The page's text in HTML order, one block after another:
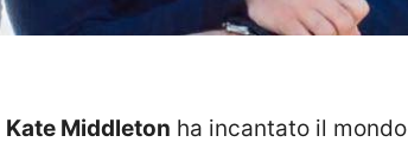
Kate Middleton ha incantato il mondo